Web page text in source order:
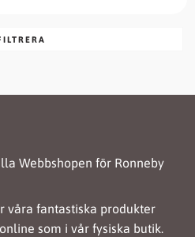
Webbshopen för Ronneby
våra fantastiska produkter
som i vår fysiska butik.